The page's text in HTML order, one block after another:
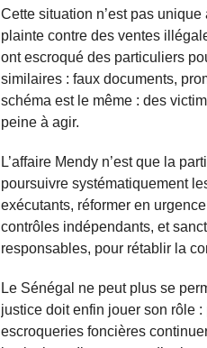
Cette situation n’est pas
plainte contre des ventes
ont escroqué des particuliers
similaires : faux documents,
schéma est le même : des
peine à agir.
L’affaire Mendy n’est que la
poursuivre systématiquement
exécutants, réformer en
contrôles indépendants, et
responsables, pour rétablir la
Le Sénégal ne peut plus se
justice doit enfin jouer son rôle
escroqueries foncières